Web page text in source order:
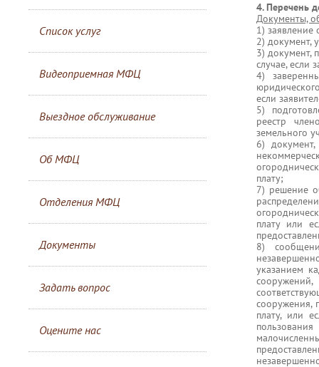
Список услуг
Видеоприемная МФЦ
Выездное обслуживание
Об МФЦ
Отделения МФЦ
Документы
Задать вопрос
Оцените нас
4. Перечень
Документы,
1) заявление
2) документ,
3) документ,
случае, если
4)
если
5)
реестр
земельного
6)
плату;
7) решение
плату или
8)
указанием
сооружения,
плату, или